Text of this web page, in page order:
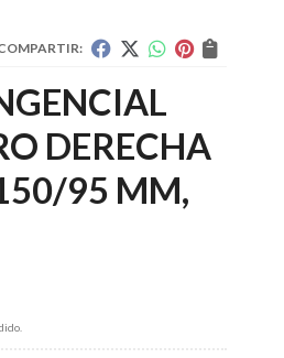
DERECHA
95 MM,